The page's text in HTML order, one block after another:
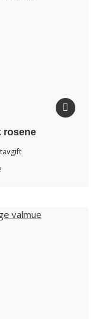
rosene